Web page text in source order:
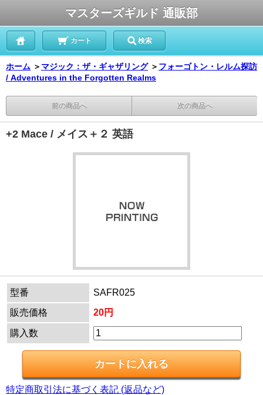
マスターズギルド 通販部
カート 検索
ホーム ＞ マジック：ザ・ギャザリング ＞ フォーゴトン・レルム探訪
/ Adventures in the Forgotten Realms
前の商品へ 次の商品へ
+2 Mace / メイス＋２ 英語
型番
SAFR025
販売価格
20円
購入数
特定商取引法に基づく表記 (返品など)